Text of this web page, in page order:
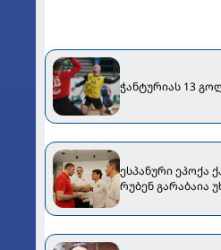
ჭანტურიას 13
ესპანური ეპოქა
რუბენ გარაბაია